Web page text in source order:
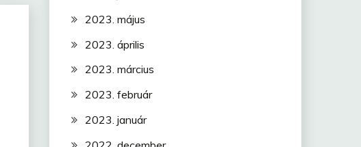
2023. május
2023. április
2023. március
2023. február
2023. január